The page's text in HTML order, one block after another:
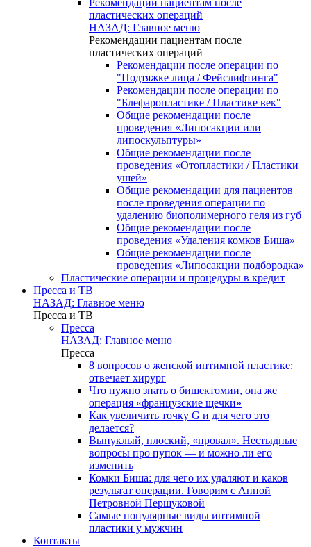
Рекомендации пациентам после
пластических операций
НАЗАД: Главное меню
Рекомендации пациентам после
пластических операций
Рекомендации после операции по
"Подтяжке лица / Фейслифтинга"
Рекомендации после операции по
"Блефаропластике / Пластике век"
Общие рекомендации после
проведения «Липосакции или
липоскульптуры»
Общие рекомендации после
проведения «Отопластики / Пластики
ушей»
Общие рекомендации для пациентов
после проведения операции по
удалению биополимерного геля из губ
Общие рекомендации после
проведения «Удаления комков Биша»
Общие рекомендации после
проведения «Липосакции подбородка»
Пластические операции и процедуры в кредит
Пресса и ТВ
НАЗАД: Главное меню
Пресса и ТВ
Пресса
НАЗАД: Главное меню
Пресса
8 вопросов о женской интимной пластике:
отвечает хирург
Что нужно знать о бишектомии, она же
операция «французские щечки»
Как увеличить точку G и для чего это
делается?
Выпуклый, плоский, «провал». Нестыдные
вопросы про пупок — и можно ли его
изменить
Комки Биша: для чего их удаляют и каков
результат операции. Говорим с Анной
Петровной Першуковой
Самые популярные виды интимной
пластики у мужчин
Контакты